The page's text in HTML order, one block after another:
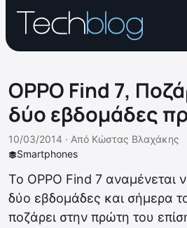
OPPO Find 7,
δύο εβδομάδες
Smartphones
10/03/2014 · Από Κώστας Βλαχάκης
Το OPPO Find 7 αναμένεται
δύο εβδομάδες και σήμερα
ποζάρει στην πρώτη του